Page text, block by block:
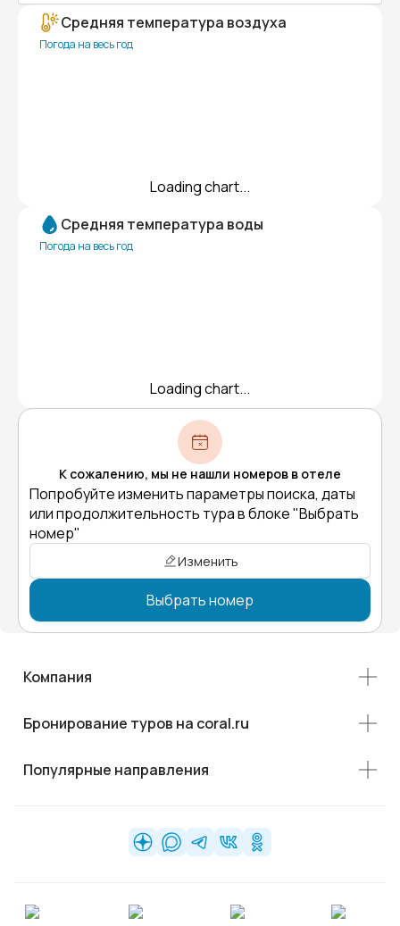
Средняя температура воздуха
Погода на весь год
Loading chart...
Средняя температура воды
Погода на весь год
Loading chart...
К сожалению, мы не нашли номеров в отеле
Попробуйте изменить параметры поиска, даты
или продолжительность тура в блоке "Выбрать
номер"
Изменить
Выбрать номер
Компания
Бронирование туров на coral.ru
Популярные направления